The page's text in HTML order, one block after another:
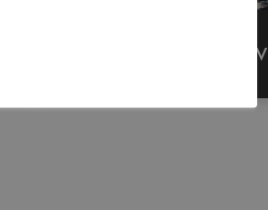
Unterlagen LMV/GAV